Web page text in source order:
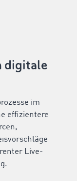
digitale
im
effizientere
Live-